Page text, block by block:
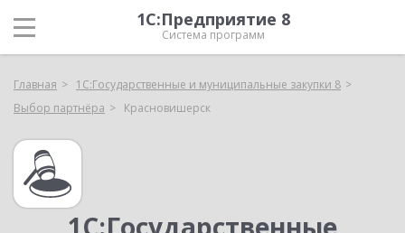
1С:Предприятие 8
Система программ
Главная
1С:Государственные и муниципальные закупки 8
Выбор партнёра
Красновишерск